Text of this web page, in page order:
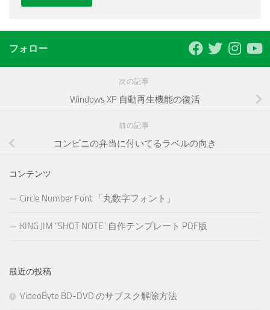
フォロー
次の記事
Windows XP 自動再生機能の復活
前の記事
コンビニの弁当に付いてるラベルの向き
コンテンツ
Circle Number Font 「丸数字フォント」
KING JIM “SHOT NOTE” 自作テンプレート PDF版
最近の投稿
VideoByte BD-DVD のサブスク解除方法